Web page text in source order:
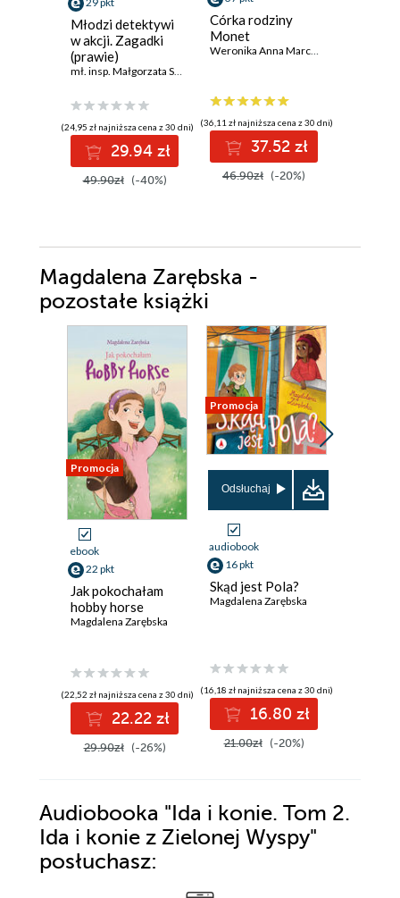
Młodzi detektywi
w akcji. Zagadki
(prawie)
kryminalne
mł. insp. Małgorzata Sokołowska
(24,95 zł najniższa cena z 30 dni)
29.94 zł
49.90zł (-40%)
Córka rodziny
Monet
Weronika Anna Marczak
(36,11 zł najniższa cena z 30 dni)
37.52 zł
46.90zł (-20%)
Magdalena Zarębska -
pozostałe książki
Promocja
ebook
22 pkt
Jak pokochałam
hobby horse
Magdalena Zarębska
(22,52 zł najniższa cena z 30 dni)
22.22 zł
29.90zł (-26%)
Promocja
Odsłuchaj
audiobook
16 pkt
Skąd jest Pola?
Magdalena Zarębska
(16,18 zł najniższa cena z 30 dni)
16.80 zł
21.00zł (-20%)
Audiobooka "Ida i konie. Tom 2.
Ida i konie z Zielonej Wyspy"
posłuchasz: